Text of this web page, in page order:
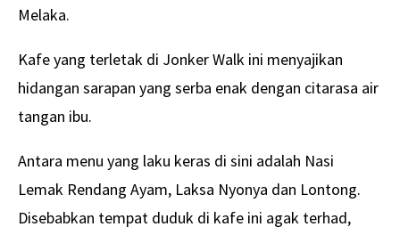
Melaka.
Kafe yang terletak di Jonker Walk ini menyajikan
hidangan sarapan yang serba enak dengan citarasa air
tangan ibu.
Antara menu yang laku keras di sini adalah Nasi
Lemak Rendang Ayam, Laksa Nyonya dan Lontong.
Disebabkan tempat duduk di kafe ini agak terhad,